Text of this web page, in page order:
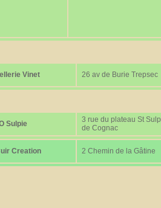
Vinet 26 av de Burie Trepsec
Sulpie
3 rue du plateau St
de Cognac
Creation 2 Chemin de la Gâtine